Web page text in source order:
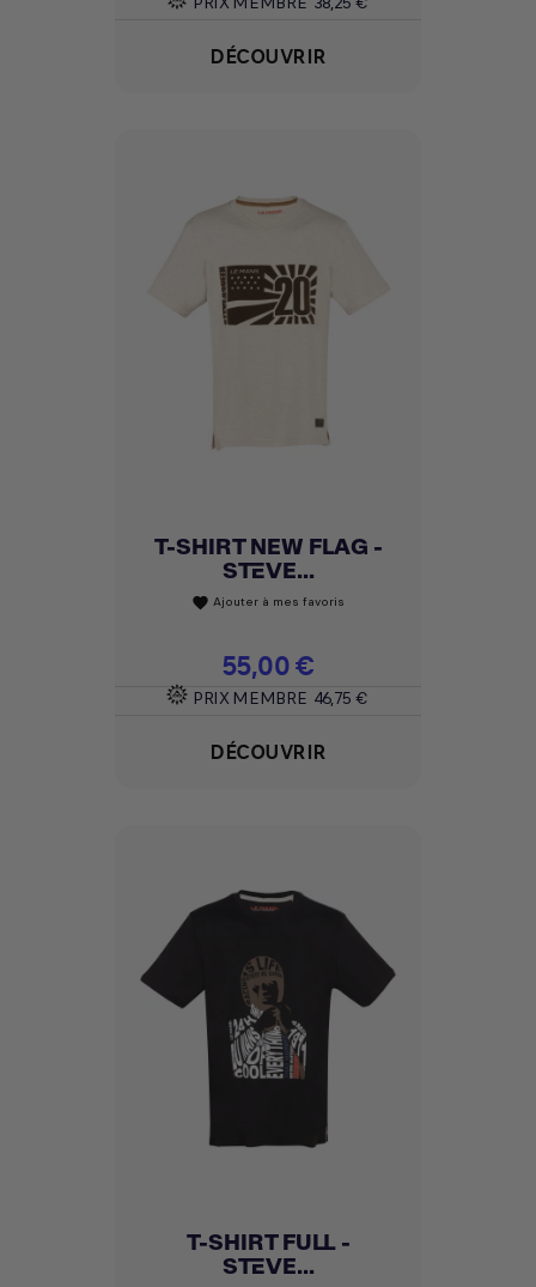
DÉCOUVRIR
T-SHIRT NEW FLAG -
STEVE...
favorite Ajouter à mes favoris
Prix
55,00 €
PRIX MEMBRE 46,75 €
DÉCOUVRIR
T-SHIRT FULL -
STEVE...